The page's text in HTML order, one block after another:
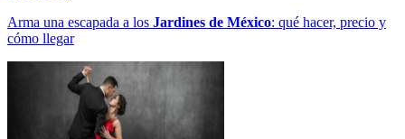
Arma una escapada a los Jardines de México: qué hacer, precio y
cómo llegar